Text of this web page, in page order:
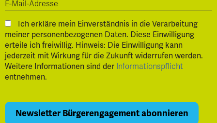
Ich erkläre mein Einverständnis in die Verarbeitung
meiner personenbezogenen Daten. Diese Einwilligung
erteile ich freiwillig. Hinweis: Die Einwilligung kann
jederzeit mit Wirkung für die Zukunft widerrufen werden.
Weitere Informationen sind der Informationspflicht
entnehmen.